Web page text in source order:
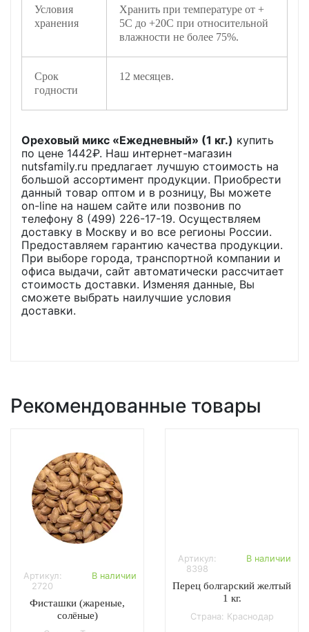
Условия
хранения
Хранить при температуре от +
5С до +20С при относительной
влажности не более 75%.
Срок
годности
12 месяцев.
Ореховый микс «Ежедневный» (1 кг.) купить
по цене 1442₽. Наш интернет-магазин
nutsfamily.ru предлагает лучшую стоимость на
большой ассортимент продукции. Приобрести
данный товар оптом и в розницу, Вы можете
on-line на нашем сайте или позвонив по
телефону 8 (499) 226-17-19. Осуществляем
доставку в Москву и во все регионы России.
Предоставляем гарантию качества продукции.
При выборе города, транспортной компании и
офиса выдачи, сайт автоматически рассчитает
стоимость доставки. Изменяя данные, Вы
сможете выбрать наилучшие условия
доставки.
Рекомендованные товары
Артикул:
2720
В наличии
Фисташки (жареные,
солёные)
Артикул:
8398
В наличии
Перец болгарский желтый
1 кг.
Страна: Краснодар